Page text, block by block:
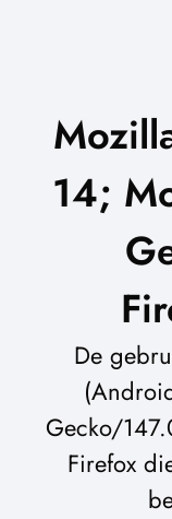
14;
De
Gecko/
Firefox